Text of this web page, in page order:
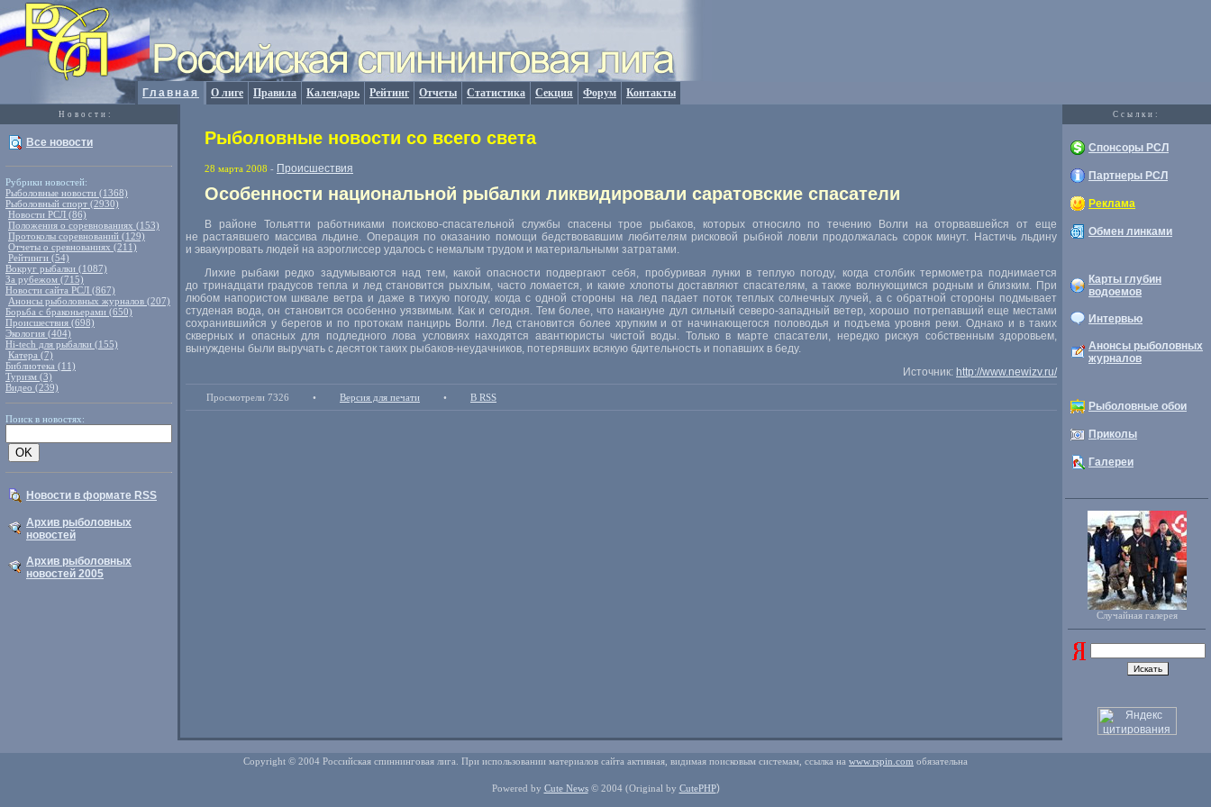
Главная О лиге Правила Календарь Рейтинг Отчеты Статистика Секция Форум Контакты
Новости: Cсылки:
Все новости
Рубрики новостей:
Рыболовные новости (1368)
Рыболовный спорт (2930)
Новости РСЛ (86)
Положения о соревнованиях (153)
Протоколы соревнований (129)
Отчеты о сревнованиях (211)
Рейтинги (54)
Вокруг рыбалки (1087)
За рубежом (715)
Новости сайта РСЛ (867)
Анонсы рыболовных журналов (207)
Борьба с браконьерами (650)
Происшествия (698)
Экология (404)
Hi-tech для рыбалки (155)
Катера (7)
Библиотека (11)
Туризм (3)
Видео (239)
Поиск в новостях:
Новости в формате RSS
Архив рыболовных
новостей
Архив рыболовных
новостей 2005
Рыболовные новости со всего света
28 марта 2008 - Происшествия
Особенности национальной рыбалки ликвидировали саратовские спасатели
В районе Тольятти работниками поисково-спасательной службы спасены трое рыбаков, которых относило по течению Волги на оторвавшейся от еще
не растаявшего массива льдине. Операция по оказанию помощи бедствовавшим любителям рисковой рыбной ловли продолжалась сорок минут. Настичь льдину
и эвакуировать людей на аэроглиссер удалось с немалым трудом и материальными затратами.
Лихие рыбаки редко задумываются над тем, какой опасности подвергают себя, пробуривая лунки в теплую погоду, когда столбик термометра поднимается
до тринадцати градусов тепла и лед становится рыхлым, часто ломается, и какие хлопоты доставляют спасателям, а также волнующимся родным и близким. При
любом напористом шквале ветра и даже в тихую погоду, когда с одной стороны на лед падает поток теплых солнечных лучей, а с обратной стороны подмывает
студеная вода, он становится особенно уязвимым. Как и сегодня. Тем более, что накануне дул сильный северо-западный ветер, хорошо потрепавший еще местами
сохранившийся у берегов и по протокам панцирь Волги. Лед становится более хрупким и от начинающегося половодья и подъема уровня реки. Однако и в таких
скверных и опасных для подледного лова условиях находятся авантюристы чистой воды. Только в марте спасатели, нередко рискуя собственным здоровьем,
вынуждены были выручать с десяток таких рыбаков-неудачников, потерявших всякую бдительность и попавших в беду.
Источник: http://www.newizv.ru/
Просмотрели 7326 • Версия для печати • В RSS
Спонсоры РСЛ
Партнеры РСЛ
Реклама
Обмен линками
Карты глубин
водоемов
Интервью
Анонсы рыболовных
журналов
Рыболовные обои
Приколы
Галереи
Случайная галерея
Copyright © 2004 Российская спиннинговая лига. При использовании материалов сайта активная, видимая поисковым системам, ссылка на www.rspin.com обязательна
Powered by Cute News© 2004 (Original by CutePHP)